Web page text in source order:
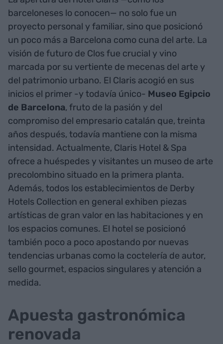
barceloneses lo conocen— no solo fue un
proyecto personal y familiar, sino que posicionó
un poco más a Barcelona como cuna del arte. La
visión de futuro de Clos fue crucial y vino
marcada por su vertiente de mecenas del arte y
del patrimonio urbano. El Claris acogió en sus
inicios el primer -y todavía único- Museo Egipcio
de Barcelona, fruto de la pasión y del
compromiso del empresario catalán que, treinta
años después, todavía mantiene con la misma
intensidad. Actualmente, Claris Hotel & Spa
ofrece a huéspedes y visitantes un museo de arte
precolombino situado en la primera planta.
Además, todos los establecimientos de Derby
Hotels Collection en general exhiben piezas
artísticas de gran valor en las habitaciones y en
los espacios comunes. El hotel se posicionó
también poco a poco apostando por nuevas
tendencias urbanas como la coctelería de autor,
sello gourmet, espacios singulares y atención a
medida.
Apuesta gastronómica
renovada